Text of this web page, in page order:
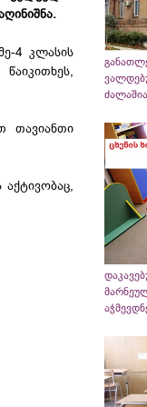
4 კლასის
თავიანთი
ძალაშია